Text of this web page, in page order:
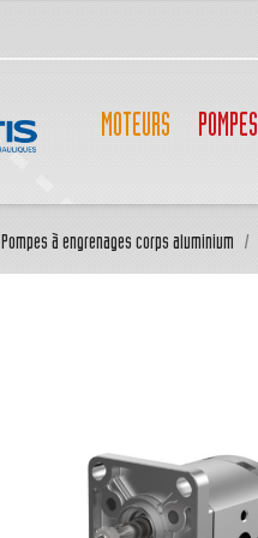
MOTEURS POMPES
Pompes à engrenages corps aluminium